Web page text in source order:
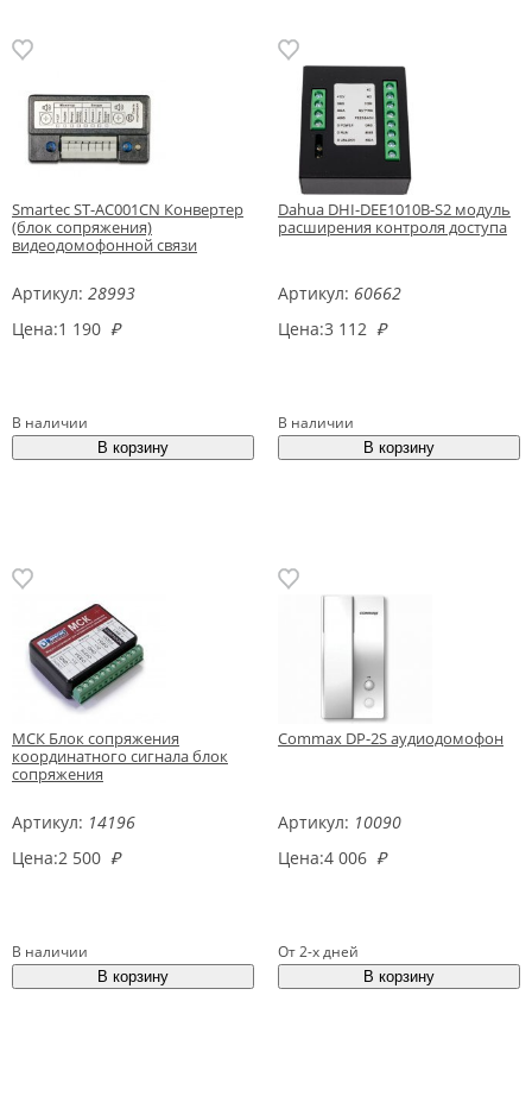
Smartec ST-AC001CN Конвертер
(блок сопряжения)
видеодомофонной связи
Артикул: 28993
Цена:1 190 ₽
В наличии
Dahua DHI-DEE1010B-S2 модуль
расширения контроля доступа
Артикул: 60662
Цена:3 112 ₽
В наличии
МСК Блок сопряжения
координатного сигнала блок
сопряжения
Артикул: 14196
Цена:2 500 ₽
В наличии
Commax DP-2S аудиодомофон
Артикул: 10090
Цена:4 006 ₽
От 2-х дней